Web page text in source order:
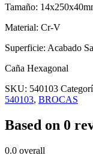
Tamaño:
Material: Cr-V
Superficie: Acabado
Caña Hexagonal
SKU: 540103
540103, BROCAS
Based on 0
0.0 overall